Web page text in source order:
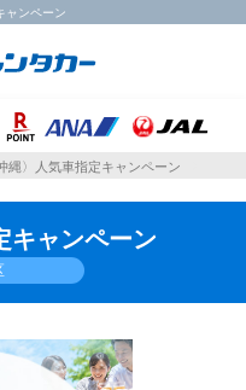
ャンペーン
沖縄〉人気車指定キャンペーン
キャンペーン